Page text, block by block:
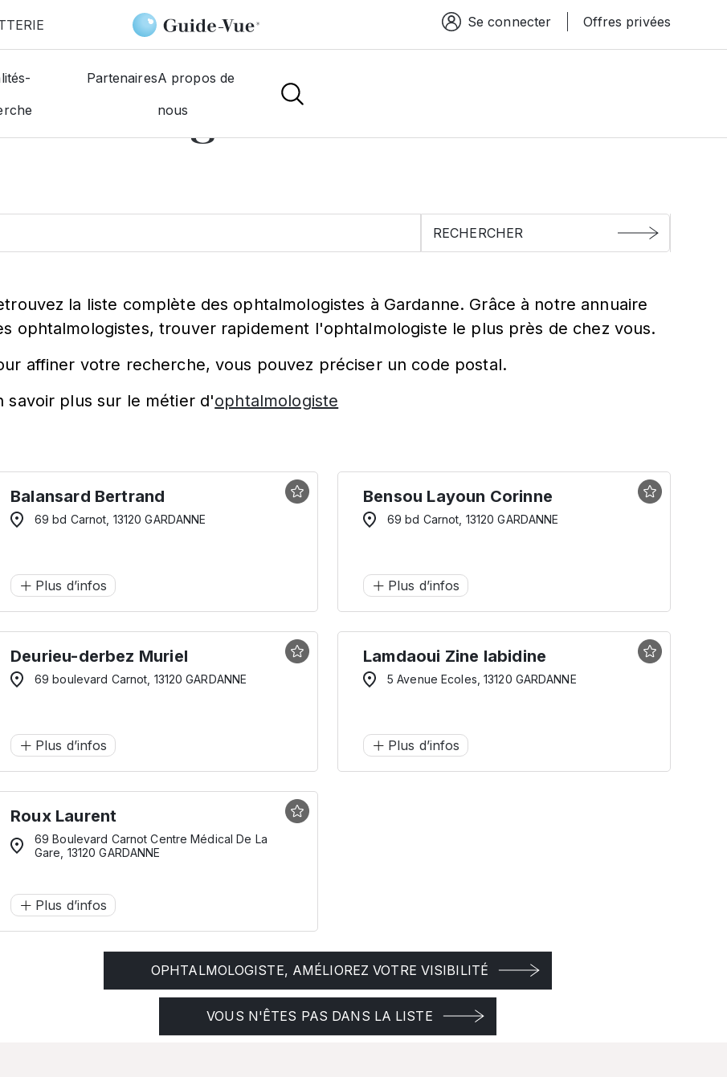
Espace connexion
Se connecter Offres privées
PartenairesA propos de
nous
à
la liste complète des ophtalmologistes à Gardanne. Grâce à notre annuaire
ophtalmologistes, trouver rapidement l'ophtalmologiste le plus près de chez vous.
affiner votre recherche, vous pouvez préciser un code postal.
savoir plus sur le métier d'ophtalmologiste
Balansard Bertrand
69 bd Carnot, 13120 GARDANNE
Plus d’infos
Bensou Layoun Corinne
69 bd Carnot, 13120 GARDANNE
Plus d’infos
Deurieu-derbez Muriel
69 boulevard Carnot, 13120 GARDANNE
Plus d’infos
Lamdaoui Zine labidine
5 Avenue Ecoles, 13120 GARDANNE
Plus d’infos
Roux Laurent
69 Boulevard Carnot Centre Médical De La
Gare, 13120 GARDANNE
Plus d’infos
OPHTALMOLOGISTE, AMÉLIOREZ VOTRE VISIBILITÉ
VOUS N'ÊTES PAS DANS LA LISTE